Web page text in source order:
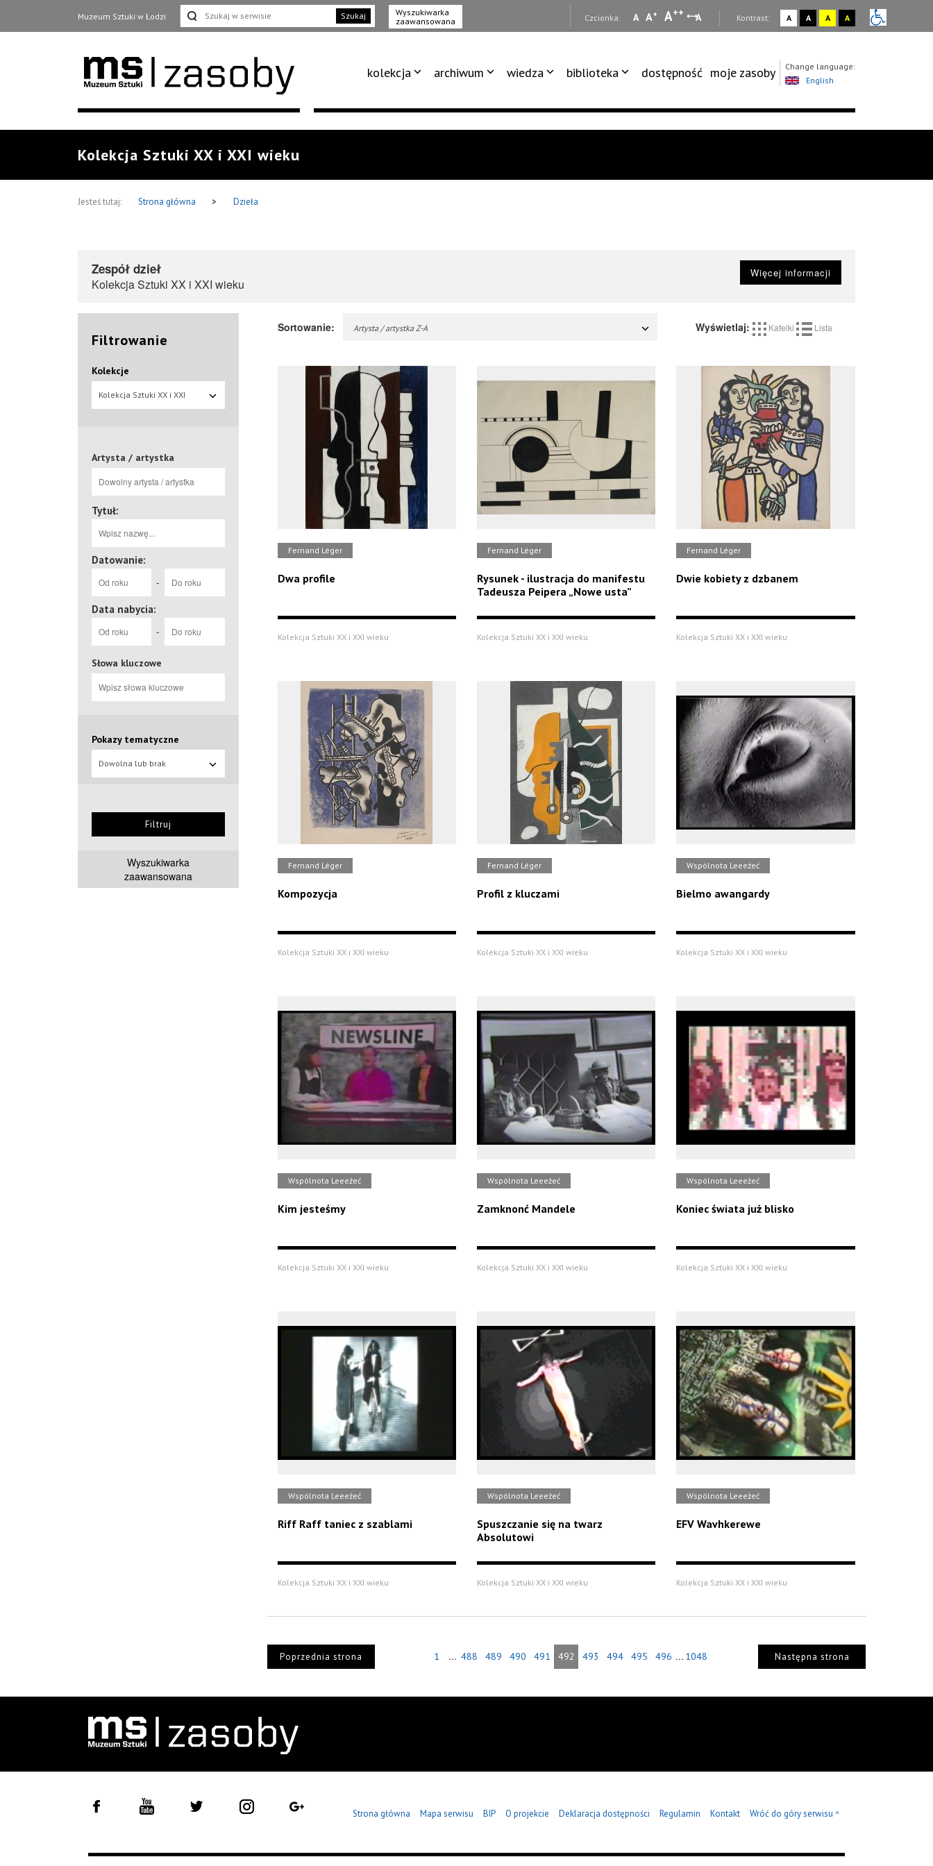
Muzeum Sztuki w Łodzi Szukaj
Wyszukiwarka
zaawansowana
Czcionka: A A+ A++ A Kontrast: A A A A
kolekcja archiwum wiedza biblioteka dostępność moje zasoby
Change language:
English
Kolekcja Sztuki XX i XXI wieku
Jesteś tutaj: Strona główna > Dzieła
Zespół dzieł
Kolekcja Sztuki XX i XXI wieku
Więcej informacji
Filtrowanie
Kolekcje
Kolekcja Sztuki XX i XXI
Artysta / artystka
Tytuł:
Datowanie:
-
Data nabycia:
-
Słowa kluczowe
Pokazy tematyczne
Dowolna lub brak
Filtruj
Wyszukiwarka
zaawansowana
Sortowanie: Artysta / artystka Z-A Wyświetlaj: Kafelki Lista
Fernand Léger
Dwa profile
Kolekcja Sztuki XX i XXI wieku
Fernand Léger
Rysunek - ilustracja do manifestu
Tadeusza Peipera „Nowe usta”
Kolekcja Sztuki XX i XXI wieku
Fernand Léger
Dwie kobiety z dzbanem
Kolekcja Sztuki XX i XXI wieku
Fernand Léger
Kompozycja
Kolekcja Sztuki XX i XXI wieku
Fernand Léger
Profil z kluczami
Kolekcja Sztuki XX i XXI wieku
Wspólnota Leeeżeć
Bielmo awangardy
Kolekcja Sztuki XX i XXI wieku
Wspólnota Leeeżeć
Kim jesteśmy
Kolekcja Sztuki XX i XXI wieku
Wspólnota Leeeżeć
Zamknonć Mandele
Kolekcja Sztuki XX i XXI wieku
Wspólnota Leeeżeć
Koniec świata już blisko
Kolekcja Sztuki XX i XXI wieku
Wspólnota Leeeżeć
Riff Raff taniec z szablami
Kolekcja Sztuki XX i XXI wieku
Wspólnota Leeeżeć
Spuszczanie się na twarz
Absolutowi
Kolekcja Sztuki XX i XXI wieku
Wspólnota Leeeżeć
EFV Wavhkerewe
Kolekcja Sztuki XX i XXI wieku
Poprzednia strona 1 ... 488 489 490 491 492 493 494 495 496 ... 1048 Następna strona
Strona główna Mapa serwisu BIP O projekcie Deklaracja dostępności Regulamin Kontakt Wróć do góry serwisu ^